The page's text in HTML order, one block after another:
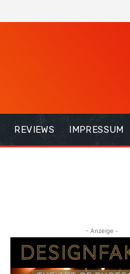
REVIEWS IMPRESSUM
- Anzeige -